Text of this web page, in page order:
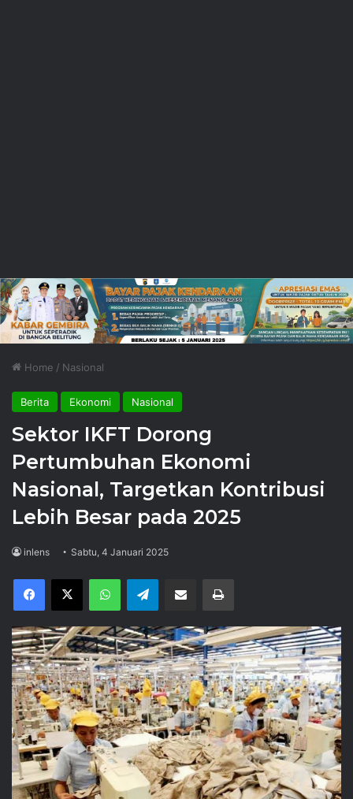
Home / Nasional
Berita Ekonomi Nasional
Sektor IKFT Dorong
Pertumbuhan Ekonomi
Nasional, Targetkan Kontribusi
Lebih Besar pada 2025
inlens Sabtu, 4 Januari 2025
Facebook
X WhatsAppTelegram Share via Email Print